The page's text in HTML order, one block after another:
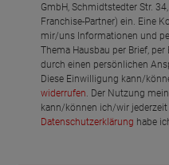
GmbH, Schmidtstedter Str.
Franchise-Partner) ein. Eine
mir/uns Informationen und
Thema Hausbau per Brief, per
durch einen persönlichen
Diese Einwilligung kann/
widerrufen. Der Nutzung
kann/können ich/wir
Datenschutzerklärung habe